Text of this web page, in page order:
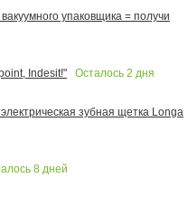
упаковщика = получи
Indesit!"
Осталось 2 дня
зубная щетка Longa
8 дней